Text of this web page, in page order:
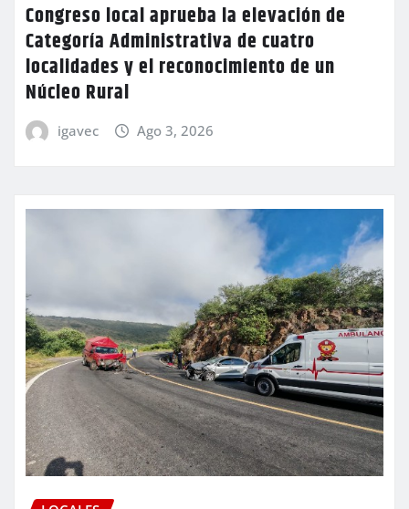
Congreso local aprueba la elevación de
Categoría Administrativa de cuatro
localidades y el reconocimiento de un
Núcleo Rural
igavec Ago 3, 2026